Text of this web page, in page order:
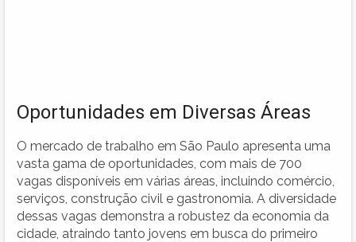
Oportunidades em Diversas Áreas
O mercado de trabalho em São Paulo apresenta uma
vasta gama de oportunidades, com mais de 700
vagas disponíveis em várias áreas, incluindo comércio,
serviços, construção civil e gastronomia. A diversidade
dessas vagas demonstra a robustez da economia da
cidade, atraindo tanto jovens em busca do primeiro